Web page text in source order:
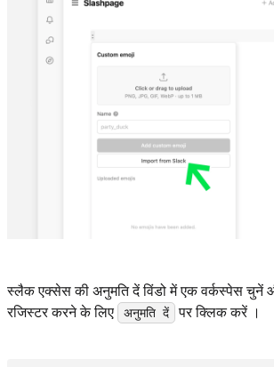
स्लैक एक्सेस की अनुमति दें विंडो में एक वर्कस्पेस चुनें
रजिस्टर करने के लिए
अनुमति दें पर क्लिक करें ।